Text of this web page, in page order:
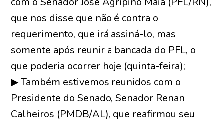
que nos disse que não é contra o
requerimento, que irá assiná-lo, mas
somente após reunir a bancada do PFL, o
que poderia ocorrer hoje (quinta-feira);
▶ Também estivemos reunidos com o
Presidente do Senado, Senador Renan
Calheiros (PMDB/AL), que reafirmou seu